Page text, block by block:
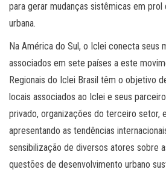
para gerar mudanças sistêmicas em prol
urbana.
Na América do Sul, o Iclei conecta seus
associados em sete países a este
Regionais do Iclei Brasil têm o objetivo
locais associados ao Iclei e seus
privado, organizações do terceiro setor,
apresentando as tendências
sensibilização de diversos atores sobre
questões de desenvolvimento urbano